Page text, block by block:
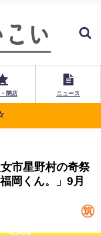
閉店 ニュース
市星野村の奇祭
岡くん。」9月